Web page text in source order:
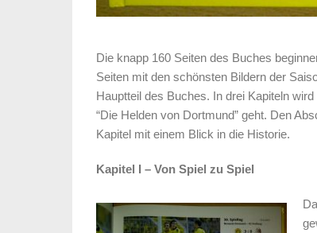
Die knapp 160 Seiten des Buches
Seiten mit den schönsten Bildern der
Hauptteil des Buches. In drei Kapiteln
“Die Helden von Dortmund” geht. Den
Kapitel mit einem Blick in die Historie.
Kapitel I – Von Spiel zu Spiel